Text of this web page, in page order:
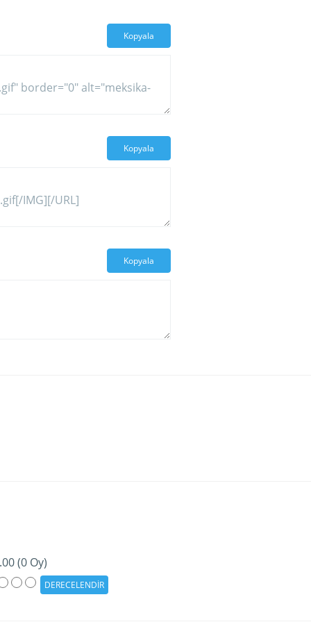
Kopyala
Kopyala
Kopyala
(0 Oy)